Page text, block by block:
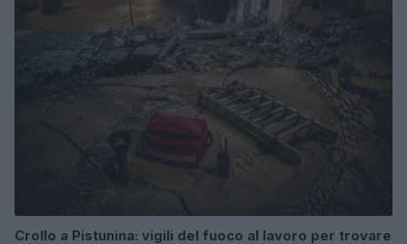
Crollo a Pistunina: vigili del fuoco al lavoro per trovare